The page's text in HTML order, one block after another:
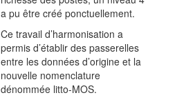
a pu être créé ponctuellement.
Ce travail d’harmonisation a
permis d’établir des passerelles
entre les données d’origine et la
nouvelle nomenclature
dénommée litto-MOS.